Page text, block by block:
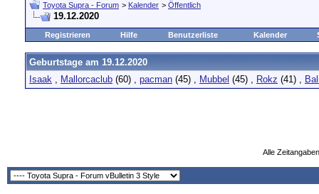
Toyota Supra - Forum > Kalender > Öffentlich
19.12.2020
Registrieren Hilfe Benutzerliste Kalender
Geburtstage am 19.12.2020
Isaak , Mallorcaclub (60) , pacman (45) , Mubbel (45) , Rokz (41) ,
Alle